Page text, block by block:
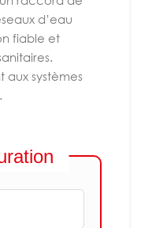
d’eau
fiable et
aux systèmes